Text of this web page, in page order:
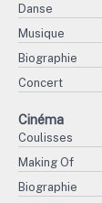
Danse
Musique
Biographie
Concert
Cinéma
Coulisses
Making Of
Biographie